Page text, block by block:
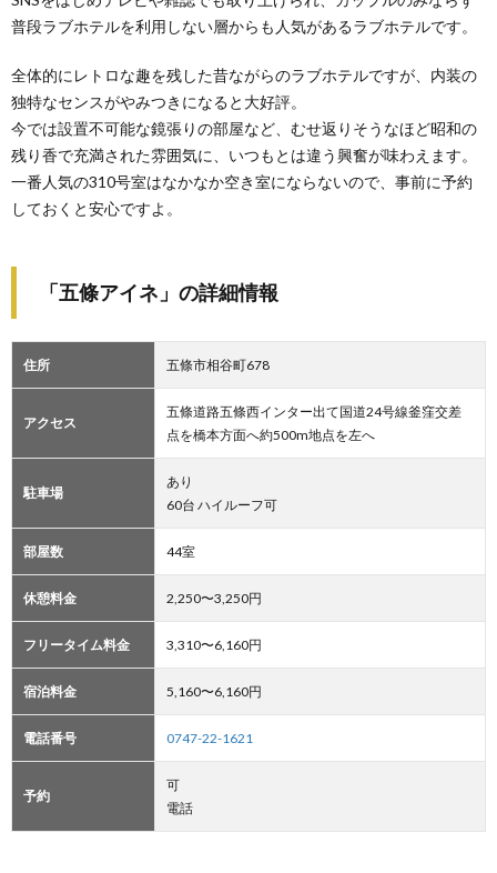
普段ラブホテルを利用しない層からも人気があるラブホテルです。
全体的にレトロな趣を残した昔ながらのラブホテルですが、内装の
独特なセンスがやみつきになると大好評。
今では設置不可能な鏡張りの部屋など、むせ返りそうなほど昭和の
残り香で充満された雰囲気に、いつもとは違う興奮が味わえます。
一番人気の310号室はなかなか空き室にならないので、事前に予約
しておくと安心ですよ。
「五條アイネ」の詳細情報
住所 五條市相谷町678
アクセス
五條道路五條西インター出て国道24号線釜窪交差
点を橋本方面へ約500m地点を左へ
駐車場
あり
60台 ハイルーフ可
部屋数 44室
休憩料金 2,250〜3,250円
フリータイム料金 3,310〜6,160円
宿泊料金 5,160〜6,160円
電話番号 0747-22-1621
予約
可
電話